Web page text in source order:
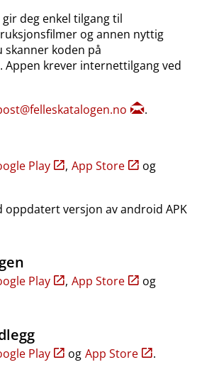
deg enkel tilgang til
og annen nyttig
koden på
Appen krever internettilgang ved
.
Play , App Store
og
oppdatert versjon av android APK
Play , App Store
og
Play og App Store .